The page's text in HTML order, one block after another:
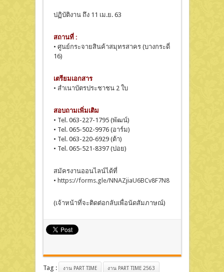
ปฏิบัติงาน ถึง 11 เม.ย. 63
สถานที่ :
• ศูนย์กระจายสินค้าสมุทรสาคร (บางกระดี่
16)
เตรียมเอกสาร
• สำเนาบัตรประชาชน 2 ใบ
สอบถามเพิ่มเติม
• Tel. 063-227-1795 (พัฒน์)
• Tel. 065-502-9976 (อาร์ม)
• Tel. 063-220-6929 (ต้า)
• Tel. 065-521-8397 (ปอย)
สมัครงานออนไลน์ได้ที่
• https://forms.gle/NNAZjiaU6BCv8F7N8
(เจ้าหน้าที่จะติดต่อกลับเพื่อนัดสัมภาษณ์)
Tag : งาน PART TIME งาน PART TIME 2563